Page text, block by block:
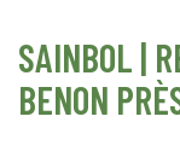
SAINBOL |
BENON